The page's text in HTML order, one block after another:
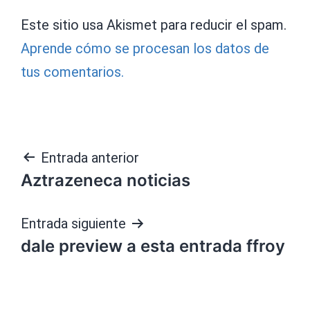
Este sitio usa Akismet para reducir el spam.
Aprende cómo se procesan los datos de
tus comentarios.
Navegación
de
entradas
Entrada anterior
Aztrazeneca noticias
Entrada siguiente
dale preview a esta entrada ffroy